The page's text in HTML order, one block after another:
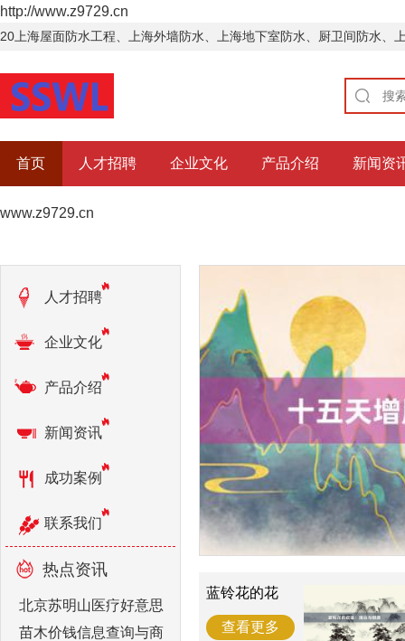
http://www.z9729.cn
20上海屋面防水工程、上海外墙防水、上海地下室防水、厨卫间防水、
首页 人才招聘 企业文化 产品介绍 新闻资
www.z9729.cn
人才招聘
企业文化
产品介绍
新闻资讯
成功案例
联系我们
热点资讯
北京苏明山医疗好意思
苗木价钱信息查询与商
蓝铃花的花
愿 查看更多